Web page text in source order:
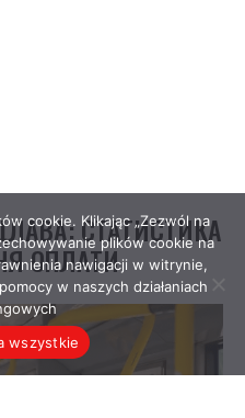
cookie. Klikając „Zezwól na
plików cookie na
nawigacji w witrynie,
w naszych działaniach
wszystkie